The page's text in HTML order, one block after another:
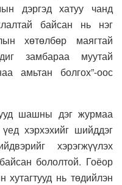
дэргэд хатуу чанд
байсан нь нэг
хөтөлбөр маягтай
замбараа муутай
амьтан болгох”-оос
шашны дэг журмаа
хэрхэхийг шийддэг
хэрэгжүүлэх
бололтой. Гоёор
хутагтууд нь төдийлэн